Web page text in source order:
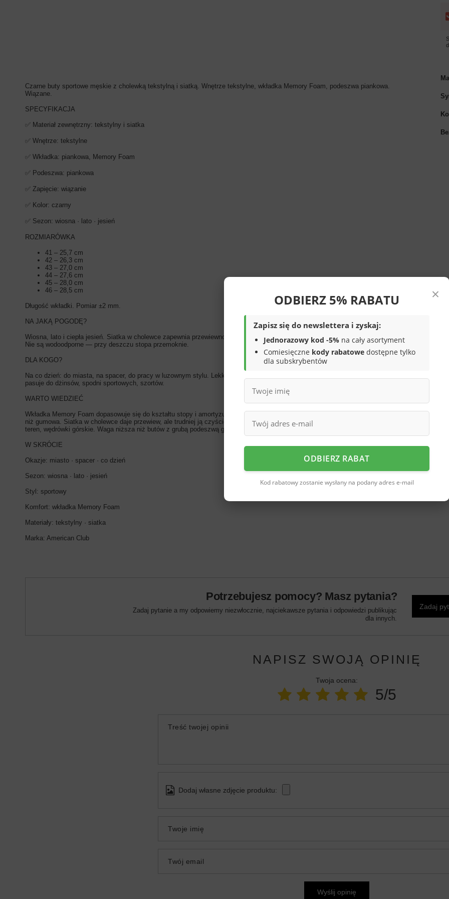
Czarne buty sportowe męskie z cholewką tekstylną i siatką. Wnętrze tekstylne, wkładka Memory Foam, podeszwa piankowa.
Wiązane.
SPECYFIKACJA
✅ Materiał zewnętrzny: tekstylny i siatka
✅ Wnętrze: tekstylne
✅ Wkładka: piankowa, Memory Foam
✅ Podeszwa: piankowa
✅ Zapięcie: wiązanie
✅ Kolor: czarny
✅ Sezon: wiosna · lato · jesień
ROZMIARÓWKA
41 – 25,7 cm
42 – 26,3 cm
43 – 27,0 cm
44 – 27,6 cm
45 – 28,0 cm
46 – 28,5 cm
Długość wkładki. Pomiar ±2 mm.
NA JAKĄ POGODĘ?
Wiosna, lato i ciepła jesień. Siatka w cholewce zapewnia przewiewność — stopa oddycha w ciepłe dni. Bez ocieplenia, nie na zimę.
Nie są wodoodporne — przy deszczu stopa przemoknie.
DLA KOGO?
Na co dzień: do miasta, na spacer, do pracy w luzownym stylu. Lekkie i miękkie — wygodne przy długim chodzeniu. Kolor czarny
pasuje do dżinsów, spodni sportowych, szortów.
WARTO WIEDZIEĆ
Wkładka Memory Foam dopasowuje się do kształtu stopy i amortyzuje. Podeszwa piankowa jest miękka, ale szybciej się zużywa
niż gumowa. Siatka w cholewce daje przewiew, ale trudniej ją czyścić niż skórę. Buty bez wzmocnień — nie nadają się na trudny
teren, wędrówki górskie. Waga niższa niż butów z grubą podeszwą gumową.
W SKRÓCIE
Okazje: miasto · spacer · co dzień
Sezon: wiosna · lato · jesień
Styl: sportowy
Komfort: wkładka Memory Foam
Materiały: tekstylny · siatka
Marka: American Club
Potrzebujesz pomocy? Masz pytania?
Zadaj pytanie a my odpowiemy niezwłocznie, najciekawsze pytania i odpowiedzi publikując
dla innych.
Zadaj
NAPISZ SWOJĄ OPINIĘ
Twoja ocena:
5/5
Treść twojej opinii
Dodaj własne zdjęcie produktu:
Twoje imię
Twój email
Wyślij opinię
×
ODBIERZ 5% RABATU
Zapisz się do newslettera i zyskaj:
Jednorazowy kod -5% na cały asortyment
Comiesięczne kody rabatowe dostępne tylko
dla subskrybentów
ODBIERZ RABAT
Kod rabatowy zostanie wysłany na podany adres e-mail